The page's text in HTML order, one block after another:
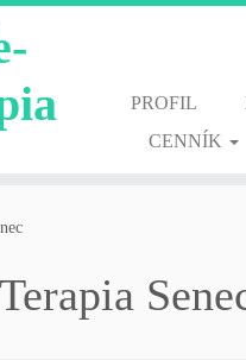
PROFIL
CENNÍK